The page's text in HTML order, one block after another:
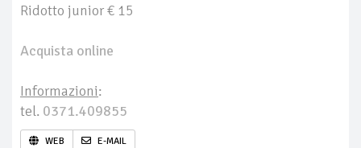
Ridotto junior € 15
Acquista online
Informazioni:
tel. 0371.409855
WEB E-MAIL